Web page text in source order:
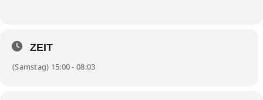
ZEIT
(Samstag) 15:00 - 08:03